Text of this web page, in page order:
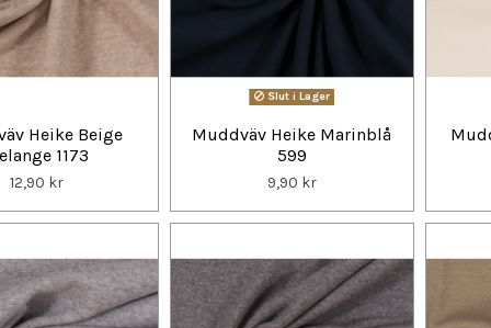
Heike Beige
1173
12,90 kr
Slut i Lager
Muddväv Heike Marinblå
599
9,90 kr